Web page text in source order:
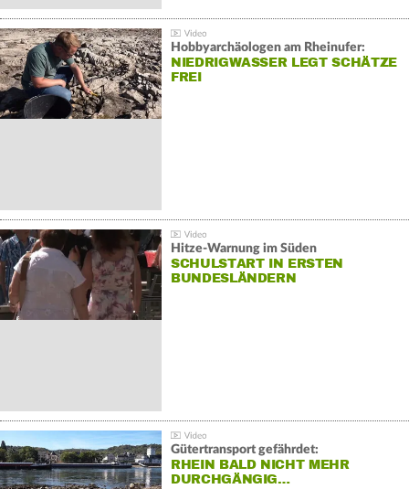
Hobbyarchäologen am Rheinufer:
NIEDRIGWASSER LEGT SCHÄTZE
FREI
Hitze-Warnung im Süden
SCHULSTART IN ERSTEN
BUNDESLÄNDERN
Gütertransport gefährdet:
RHEIN BALD NICHT MEHR
DURCHGÄNGIG…